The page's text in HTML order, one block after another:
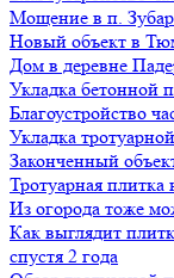
Мощение в п.
Новый объект в
Дом в деревне
Укладка бетонной
Благоустройство
Укладка
Законченный
Тротуарная плитка
Из огорода тоже
Как выглядит
спустя 2 года